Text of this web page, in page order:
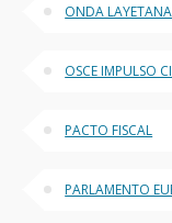
ONDA LAYETANA
OSCE IMPULSO
PACTO FISCAL
PARLAMENTO